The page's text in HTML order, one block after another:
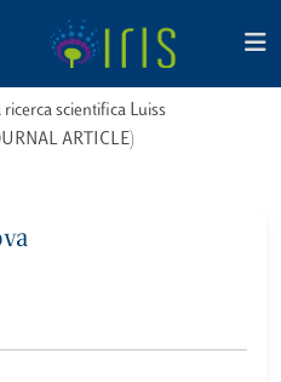
scientifica Luiss
ARTICLE)